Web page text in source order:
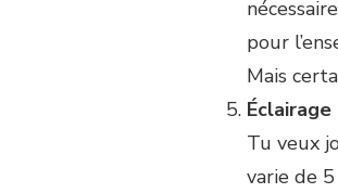
pour
Mais
Éclairage
Tu veux
varie de